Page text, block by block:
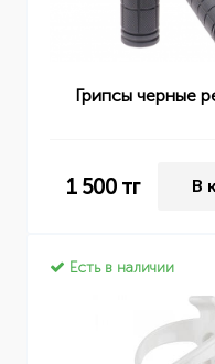
Грипсы черные
1 500 тг В
Есть в наличии